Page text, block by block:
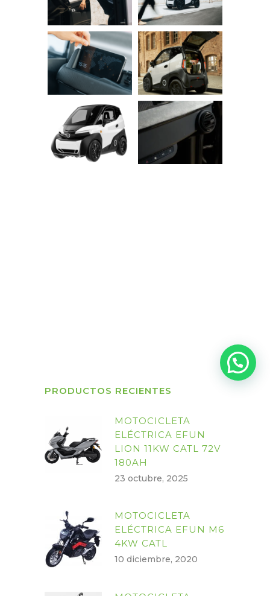
PRODUCTOS RECIENTES
MOTOCICLETA
ELÉCTRICA EFUN
LION 11KW CATL 72V
180AH
23 octubre, 2025
MOTOCICLETA
ELÉCTRICA EFUN M6
4KW CATL
10 diciembre, 2020